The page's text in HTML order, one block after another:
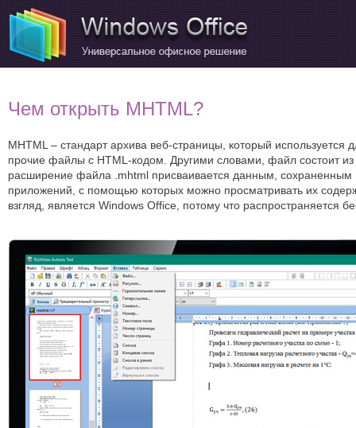
Чем открыть MHTML?
MHTML – стандарт архива веб-страницы, который
прочие файлы с HTML-кодом. Другими словами, файл состоит
расширение файла .mhtml присваивается данным, сохраненным
приложений, с помощью которых можно просматривать их
взгляд, является Windows Office, потому что распространяется